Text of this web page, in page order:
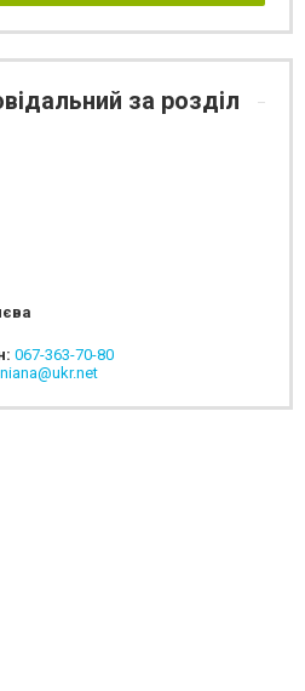
за розділ
067-363-70-80